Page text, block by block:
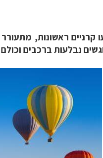
​ראשונות,
נבלעות ברכבים